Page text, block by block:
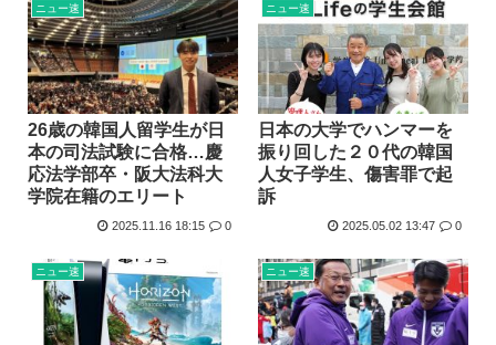
ニュー速
26歳の韓国人留学生が日
本の司法試験に合格…慶
応法学部卒・阪大法科大
学院在籍のエリート
2025.11.16 18:15 0
ニュー速
日本の大学でハンマーを
振り回した２０代の韓国
人女子学生、傷害罪で起
訴
2025.05.02 13:47 0
ニュー速 ニュー速